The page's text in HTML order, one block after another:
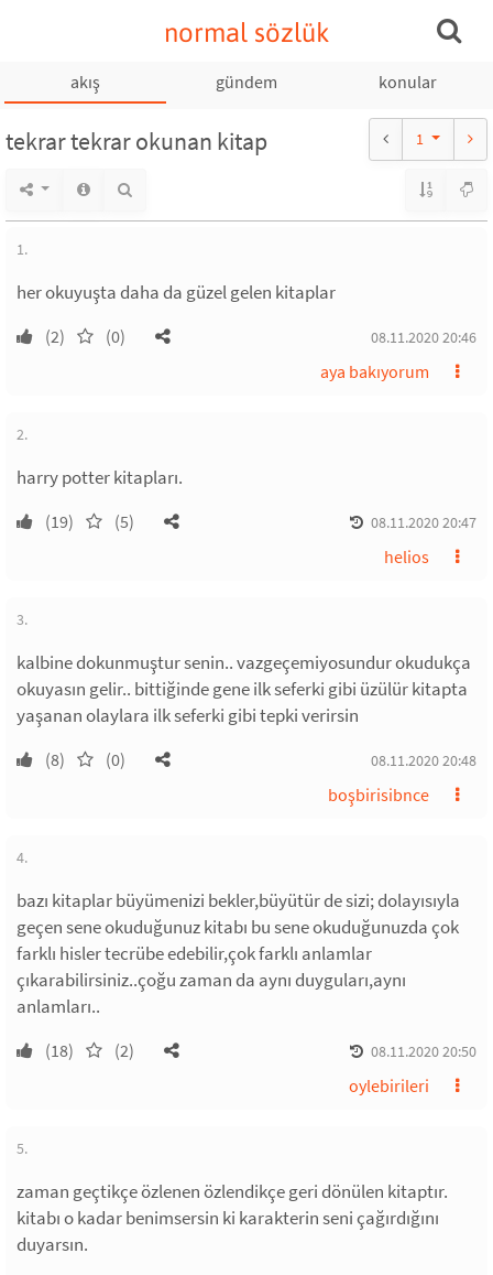
normal sözlük
akış gündem konular
tekrar tekrar okunan kitap 1
1.
her okuyuşta daha da güzel gelen kitaplar
(2) (0) 08.11.2020 20:46
aya bakıyorum
2.
harry potter kitapları.
(19) (5) 08.11.2020 20:47
helios
3.
kalbine dokunmuştur senin.. vazgeçemiyosundur okudukça
okuyasın gelir.. bittiğinde gene ilk seferki gibi üzülür kitapta
yaşanan olaylara ilk seferki gibi tepki verirsin
(8) (0) 08.11.2020 20:48
boşbirisibnce
4.
bazı kitaplar büyümenizi bekler,büyütür de sizi; dolayısıyla
geçen sene okuduğunuz kitabı bu sene okuduğunuzda çok
farklı hisler tecrübe edebilir,çok farklı anlamlar
çıkarabilirsiniz..çoğu zaman da aynı duyguları,aynı
anlamları..
(18) (2) 08.11.2020 20:50
oylebirileri
5.
zaman geçtikçe özlenen özlendikçe geri dönülen kitaptır.
kitabı o kadar benimsersin ki karakterin seni çağırdığını
duyarsın.